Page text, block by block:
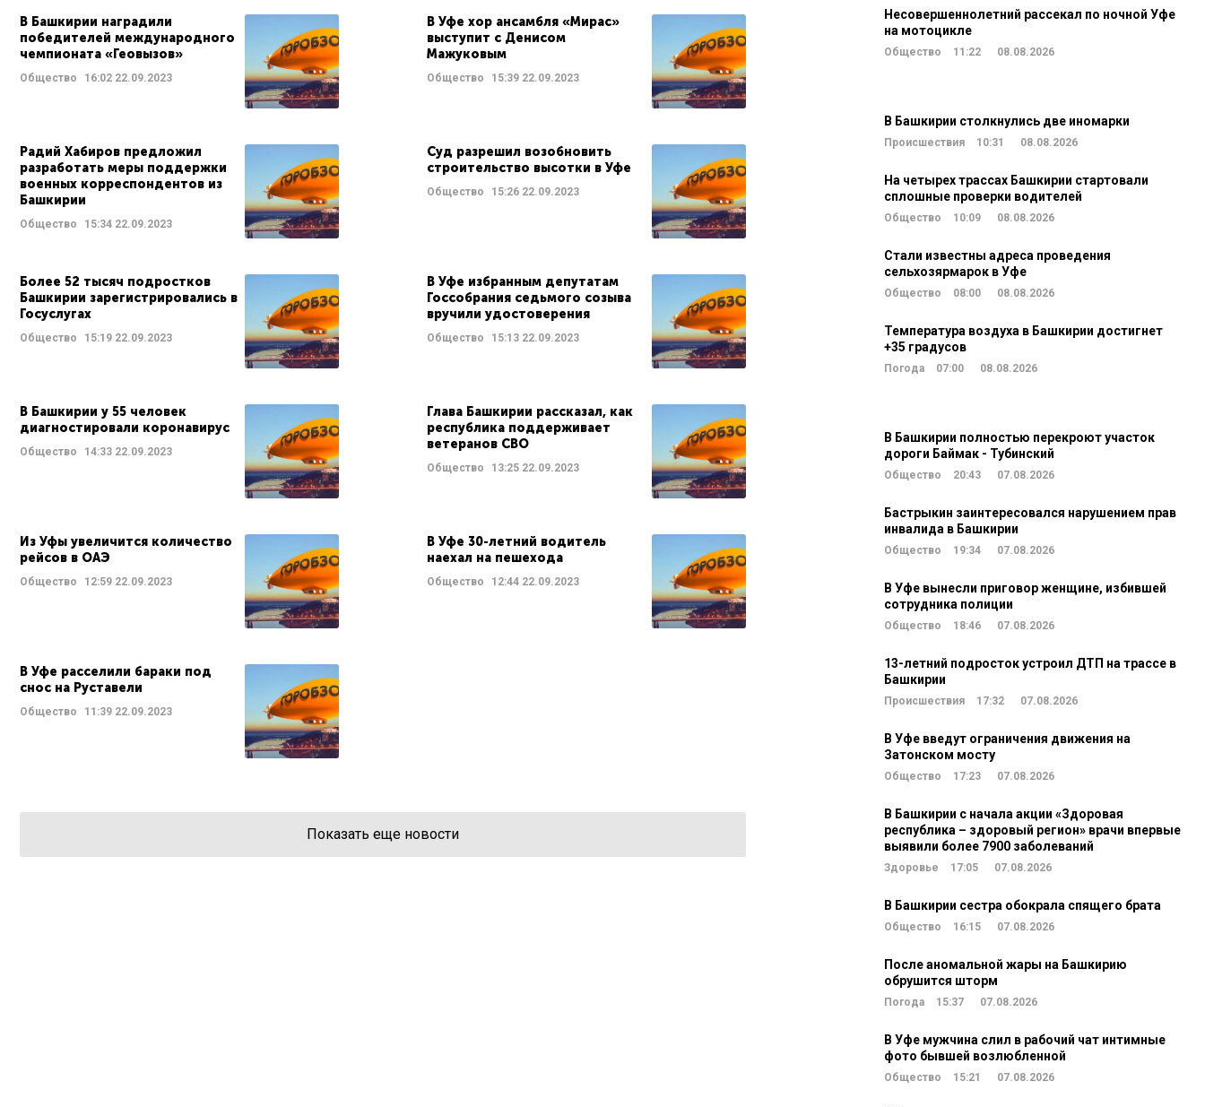
В Башкирии наградили
победителей международного
чемпионата «Геовызов»
Общество 16:02 22.09.2023
В Уфе хор ансамбля «Мирас»
выступит с Денисом
Мажуковым
Общество 15:3922.09.2023
Радий Хабиров предложил
разработать меры поддержки
военных корреспондентов из
Башкирии
Общество 15:34 22.09.2023
Суд разрешил возобновить
строительство высотки в Уфе
Общество 15:2622.09.2023
Более 52 тысяч подростков
Башкирии зарегистрировались в
Госуслугах
Общество 15:19 22.09.2023
В Уфе избранным депутатам
Госсобрания седьмого созыва
вручили удостоверения
Общество 15:1322.09.2023
В Башкирии у 55 человек
диагностировали коронавирус
Общество 14:33 22.09.2023
Глава Башкирии рассказал, как
республика поддерживает
ветеранов СВО
Общество 13:2522.09.2023
Из Уфы увеличится количество
рейсов в ОАЭ
Общество 12:59 22.09.2023
В Уфе 30-летний водитель
наехал на пешехода
Общество 12:4422.09.2023
В Уфе расселили бараки под
снос на Руставели
Общество 11:39 22.09.2023
Показать еще новости
Несовершеннолетний рассекал по ночной Уфе
на мотоцикле
Общество 11:22 08.08.2026
В Башкирии столкнулись две иномарки
Происшествия 10:31 08.08.2026
На четырех трассах Башкирии стартовали
сплошные проверки водителей
Общество 10:09 08.08.2026
Стали известны адреса проведения
сельхозярмарок в Уфе
Общество 08:00 08.08.2026
Температура воздуха в Башкирии достигнет
+35 градусов
Погода 07:00 08.08.2026
В Башкирии полностью перекроют участок
дороги Баймак - Тубинский
Общество 20:43 07.08.2026
Бастрыкин заинтересовался нарушением прав
инвалида в Башкирии
Общество 19:34 07.08.2026
В Уфе вынесли приговор женщине, избившей
сотрудника полиции
Общество 18:46 07.08.2026
13-летний подросток устроил ДТП на трассе в
Башкирии
Происшествия 17:32 07.08.2026
В Уфе введут ограничения движения на
Затонском мосту
Общество 17:23 07.08.2026
В Башкирии с начала акции «Здоровая
республика – здоровый регион» врачи впервые
выявили более 7900 заболеваний
Здоровье 17:05 07.08.2026
В Башкирии сестра обокрала спящего брата
Общество 16:15 07.08.2026
После аномальной жары на Башкирию
обрушится шторм
Погода 15:37 07.08.2026
В Уфе мужчина слил в рабочий чат интимные
фото бывшей возлюбленной
Общество 15:21 07.08.2026